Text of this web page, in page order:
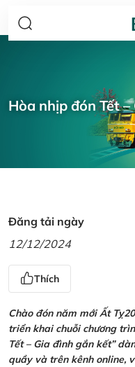
Hòa nhịp đón Tết
Đăng tải ngày
12/12/2024
Thích
Chào đón năm mới Ất
triển khai chuỗi chương
Tết – Gia đình gắn kết”
quầy và trên kênh online,